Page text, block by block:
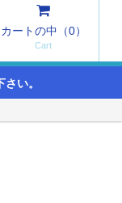
カートの中（0）
い。